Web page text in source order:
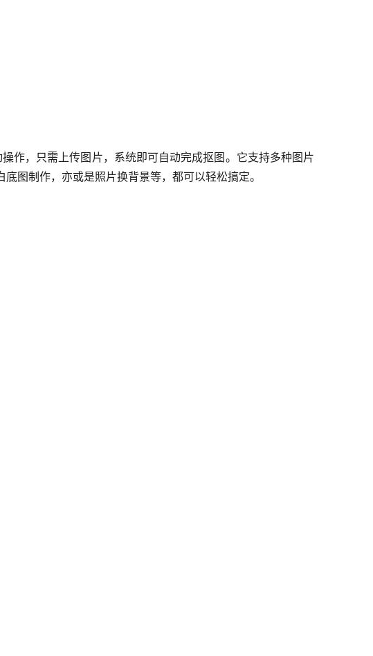
作，只需上传图片，系统即可自动完成抠图。它支持多种图片
图制作，亦或是照片换背景等，都可以轻松搞定。